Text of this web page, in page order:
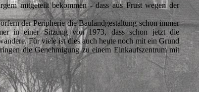
mitgeteilt bekommen - dass aus Frust wegen der
der Peripherie die Baulandgestaltung schon immer
in einer Sitzung von 1973, dass schon jetzt die
Für viele ist dies auch heute noch mit ein Grund
die Genehmigung zu einem Einkaufszentrum mit